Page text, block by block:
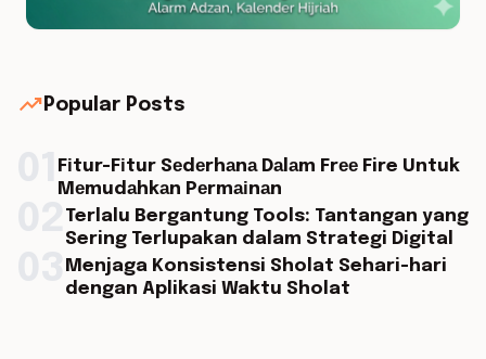
trending_up Popular Posts
Fіtur-Fіtur Sеdеrhаnа Dаlаm Frее Fire Untuk
Mеmudаhkаn Pеrmаіnаn
Terlalu Bergantung Tools: Tantangan yang
Sering Terlupakan dalam Strategi Digital
Menjaga Konsistensi Sholat Sehari-hari
dengan Aplikasi Waktu Sholat